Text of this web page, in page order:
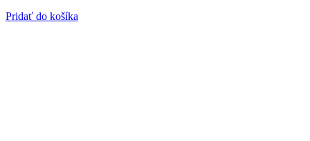
Pridať do košíka